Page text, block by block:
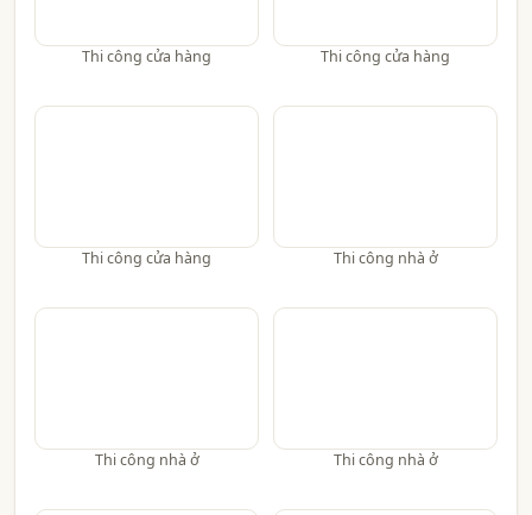
Thi công cửa hàng Thi công cửa hàng
Thi công cửa hàng Thi công nhà ở
Thi công nhà ở Thi công nhà ở